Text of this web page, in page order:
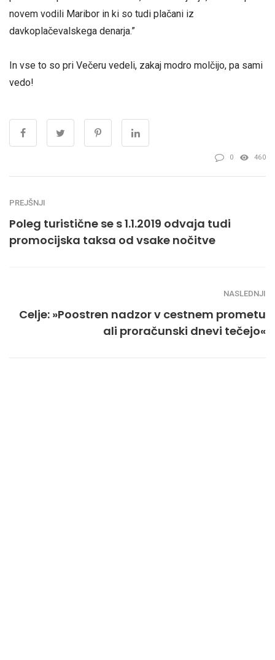
novem vodili Maribor in ki so tudi plačani iz
davkoplačevalskega denarja.”
In vse to so pri Večeru vedeli, zakaj modro molčijo, pa sami
vedo!
0 460
PREJŠNJI
Poleg turistične se s 1.1.2019 odvaja tudi
promocijska taksa od vsake nočitve
NASLEDNJI
Celje: »Poostren nadzor v cestnem prometu
ali proračunski dnevi tečejo«